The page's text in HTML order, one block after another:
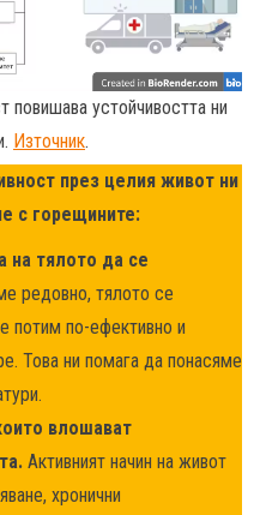
повишава устойчивостта ни
Източник.
през целия живот ни
с горещините:
на тялото да се
редовно, тялото се
потим по-ефективно и
Това ни помага да понасяме
влошават
Активният начин на живот
хронични